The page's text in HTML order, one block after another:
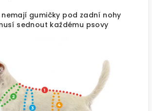
nemají gumičky pod zadní nohy
sednout každému psovy